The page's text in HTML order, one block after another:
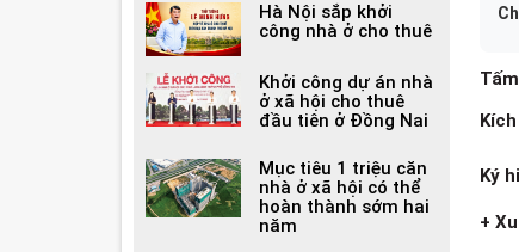
Ký
+
Hà Nội sắp khởi
công nhà ở cho thuê
Khởi công dự án nhà
ở xã hội cho thuê
đầu tiên ở Đồng Nai
Mục tiêu 1 triệu căn
nhà ở xã hội có thể
hoàn thành sớm hai
năm